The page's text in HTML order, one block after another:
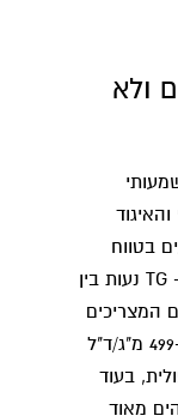
ולא
בטווח
. כאשר רמות ה- TG נעות בין
המצריכים
תשומת לב והתייחסות. ערכים בין 200 ל-499 מ"ג/ד"ל
בעוד
מאוד